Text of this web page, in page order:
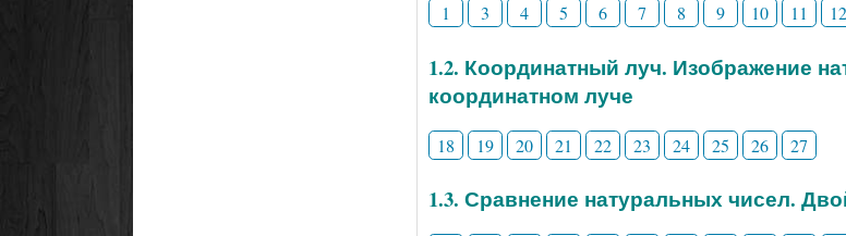
1 3 4 5 6 7 8 9 10 11 12
1.2. Координатный луч. Изображение
координатном луче
18 19 20 21 22 23 24 25 26 27
1.3. Сравнение натуральных чисел.